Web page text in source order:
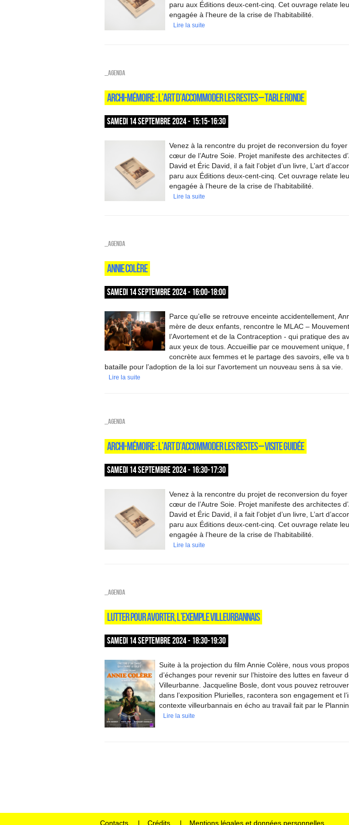
paru aux Éditions deux-cent-cinq. Cet ouvrage relate
engagée à l’heure de la crise de l’habitabilité.
Lire la suite
_Agenda
ARCHI-MÉMOIRE : L’ART D’ACCOMMODER LES RESTES – TABLE RONDE
SAMEDI 14 SEPTEMBRE 2024 - 15:15-16:30
Venez à la rencontre du projet de reconversion du foyer
cœur de l’Autre Soie. Projet manifeste des architectes
David et Éric David, il a fait l’objet d’un livre, L’art
paru aux Éditions deux-cent-cinq. Cet ouvrage relate
engagée à l’heure de la crise de l’habitabilité.
Lire la suite
_Agenda
ANNIE COLÈRE
SAMEDI 14 SEPTEMBRE 2024 - 16:00-18:00
Parce qu’elle se retrouve enceinte accidentellement,
mère de deux enfants, rencontre le MLAC –
l’Avortement et de la Contraception - qui pratique des
aux yeux de tous. Accueillie par ce mouvement unique,
concrète aux femmes et le partage des savoirs, elle va
bataille pour l’adoption de la loi sur l'avortement un nouveau sens à sa vie.
Lire la suite
_Agenda
ARCHI-MÉMOIRE : L’ART D’ACCOMMODER LES RESTES – VISITE GUIDÉE
SAMEDI 14 SEPTEMBRE 2024 - 16:30-17:30
Venez à la rencontre du projet de reconversion du foyer
cœur de l’Autre Soie. Projet manifeste des architectes
David et Éric David, il a fait l’objet d’un livre, L’art
paru aux Éditions deux-cent-cinq. Cet ouvrage relate
engagée à l’heure de la crise de l’habitabilité.
Lire la suite
_Agenda
LUTTER POUR AVORTER, L’EXEMPLE VILLEURBANNAIS
SAMEDI 14 SEPTEMBRE 2024 - 18:30-19:30
Suite à la projection du film Annie Colère, nous vous
d’échanges pour revenir sur l’histoire des luttes en faveur
Villeurbanne. Jacqueline Bosle, dont vous pouvez
dans l’exposition Plurielles, racontera son engagement et
contexte villeurbannais en écho au travail fait par le
Lire la suite
Contacts Crédits Mentions légales et données personnelles